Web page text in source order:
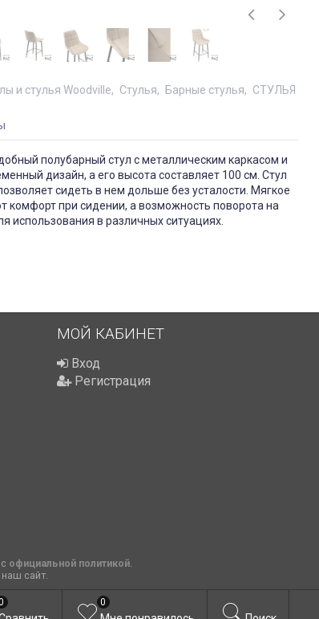
и стулья Woodville Стулья Барные стулья СТУЛЬЯ
полубарный стул с металлическим каркасом и
дизайн, а его высота составляет 100 см. Стул
сидеть в нем дольше без усталости. Мягкое
комфорт при сидении, а возможность поворота на
использования в различных ситуациях.
МОЙ КАБИНЕТ
Вход
Регистрация
официальной политикой.
сайт.
0